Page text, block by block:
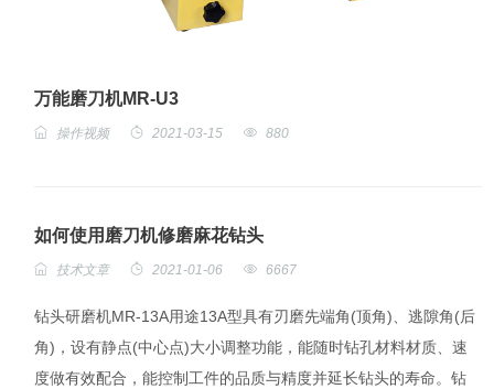
万能磨刀机MR-U3
操作视频 2021-03-15 880
如何使用磨刀机修磨麻花钻头
技术文章 2021-01-06 6667
钻头研磨机MR-13A用途13A型具有刃磨先端角(顶角)、逃隙角(后
角)，设有静点(中心点)大小调整功能，能随时钻孔材料材质、速
度做有效配合，能控制工件的品质与精度并延长钻头的寿命。钻